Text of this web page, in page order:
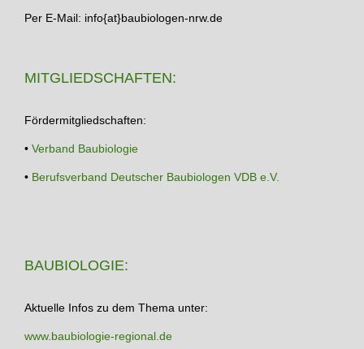
Per E-Mail: info{at}baubiologen-nrw.de
MITGLIEDSCHAFTEN:
Fördermitgliedschaften:
• Verband Baubiologie
• Berufsverband Deutscher Baubiologen VDB e.V.
BAUBIOLOGIE:
Aktuelle Infos zu dem Thema unter:
www.baubiologie-regional.de